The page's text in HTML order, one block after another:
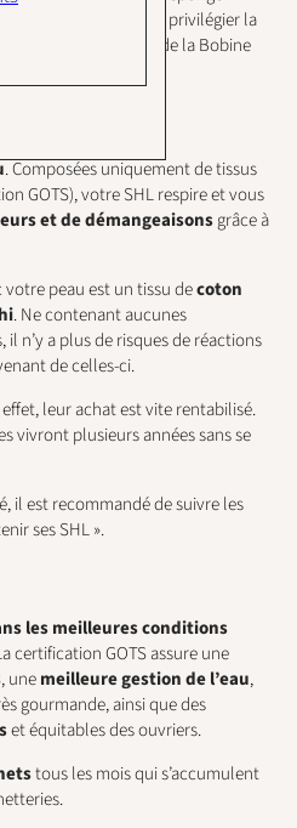
n’en a pas). Pourquoi privilégier la
? Les SHL et PSL de la Bobine
. Composées uniquement de tissus
GOTS), votre SHL respire et vous
et de démangeaisonsgrâce à
peau est un tissu decoton
. Ne contenant aucunes
n’y a plus de risques de réactions
de celles-ci.
effet, leur achat est vite rentabilisé.
vivront plusieurs années sans se
il est recommandé de suivre les
ses SHL ».
les meilleures conditions
certification GOTS assure une
, unemeilleure gestion de l’eau,
gourmande, ainsi que des
et équitables des ouvriers.
tous les mois qui s’accumulent